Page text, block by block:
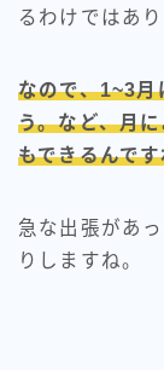
るわけではあり
なので、1~3月
う。など、月
もできるんで
急な出張があ
りしますね。